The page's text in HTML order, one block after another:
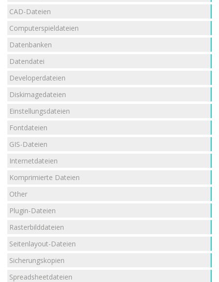
CAD-Dateien
Computerspieldateien
Datenbanken
Datendatei
Developerdateien
Diskimagedateien
Einstellungsdateien
Fontdateien
GIS-Dateien
Internetdateien
Komprimierte Dateien
Other
Plugin-Dateien
Rasterbilddateien
Seitenlayout-Dateien
Sicherungskopien
Spreadsheetdateien